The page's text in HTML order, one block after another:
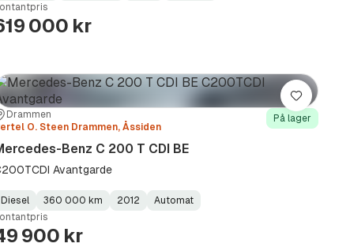
:
::
000 kr
Drammen
O. Steen Drammen, Åssiden
På lager
Benz C 200 T CDI BE
Avantgarde
Fuel
:
Diesel
Kilometerstand:
360 000 km
Model
:
2012
Gearbox
:
Automat
900 kr
Lagre